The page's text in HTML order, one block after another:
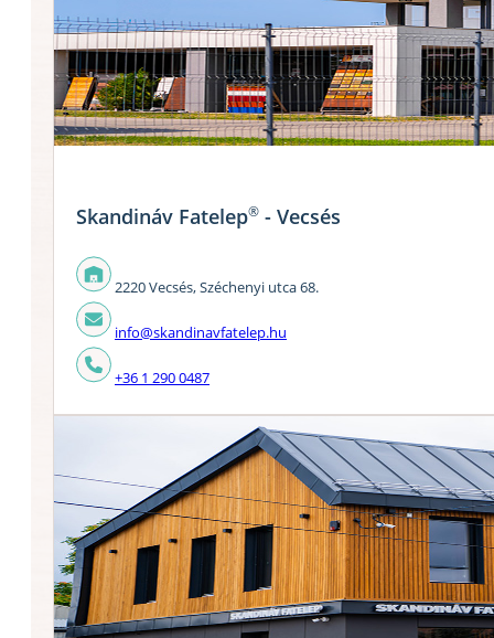
Skandináv Fatelep® - Vecsés
2220 Vecsés, Széchenyi utca 68.
info@skandinavfatelep.hu
+36 1 290 0487